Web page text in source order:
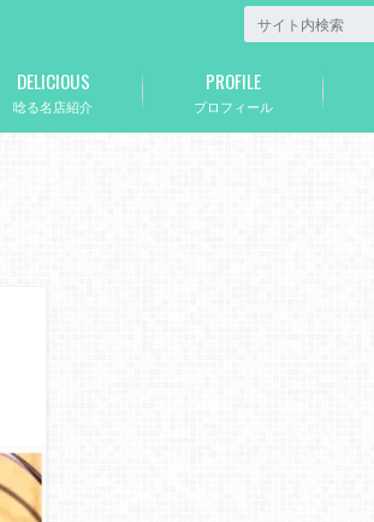
唸る名店紹介
DELICIOUS
プロフィール
PROFILE